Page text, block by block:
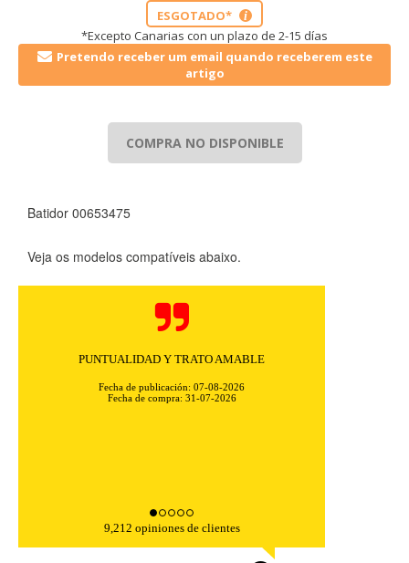
ESGOTADO* i
*Excepto Canarias con un plazo de 2-15 días
Pretendo receber um email quando receberem este
artigo
COMPRA NO DISPONIBLE
Batidor 00653475
Veja os modelos compatíveis abaixo.
PUNTUALIDAD Y TRATO AMABLE
Fecha de publicación: 07-08-2026
Fecha de compra: 31-07-2026
9,212 opiniones de clientes
HABILITAR TODO